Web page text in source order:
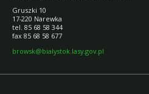
Gruszki 10
17-220 Narewka
tel. 85 68 58 344
fax 85 68 58 677
browsk@bialystok.lasy.gov.pl